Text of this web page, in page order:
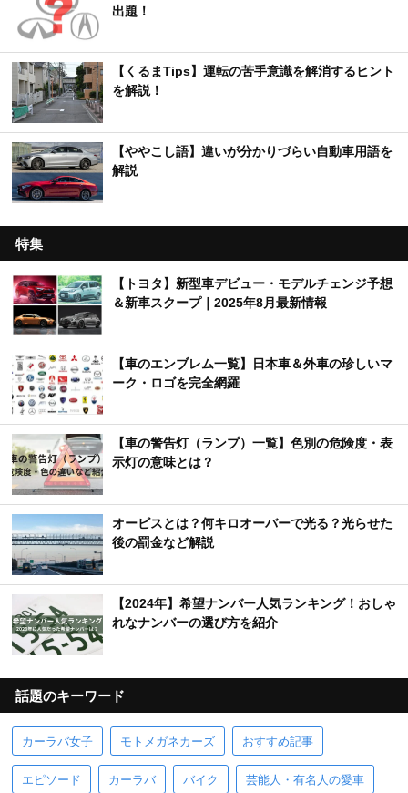
出題！
【くるまTips】運転の苦手意識を解消するヒント
を解説！
【ややこし語】違いが分かりづらい自動車用語を
解説
特集
【トヨタ】新型車デビュー・モデルチェンジ予想
＆新車スクープ｜2025年8月最新情報
【車のエンブレム一覧】日本車＆外車の珍しいマ
ーク・ロゴを完全網羅
【車の警告灯（ランプ）一覧】色別の危険度・表
示灯の意味とは？
オービスとは？何キロオーバーで光る？光らせた
後の罰金など解説
【2024年】希望ナンバー人気ランキング！おしゃ
れなナンバーの選び方を紹介
話題のキーワード
カーラバ女子 モトメガネカーズ おすすめ記事
エピソード カーラバ バイク 芸能人・有名人の愛車